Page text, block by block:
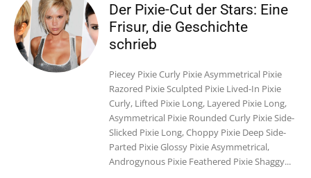
Der Pixie-Cut der Stars: Eine
Frisur, die Geschichte
schrieb
Piecey Pixie Curly Pixie Asymmetrical Pixie
Razored Pixie Sculpted Pixie Lived-In Pixie
Curly, Lifted Pixie Long, Layered Pixie Long,
Asymmetrical Pixie Rounded Curly Pixie Side-
Slicked Pixie Long, Choppy Pixie Deep Side-
Parted Pixie Glossy Pixie Asymmetrical,
Androgynous Pixie Feathered Pixie Shaggy...